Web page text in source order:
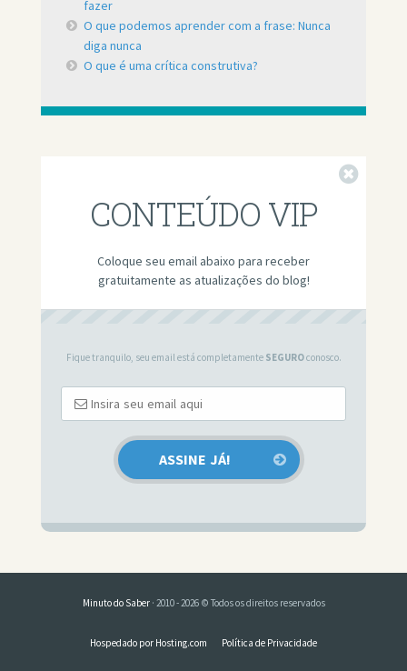
fazer
O que podemos aprender com a frase: Nunca
diga nunca
O que é uma crítica construtiva?
CONTEÚDO VIP
Coloque seu email abaixo para receber
gratuitamente as atualizações do blog!
Fique tranquilo, seu email está completamente SEGUROconosco.
Minuto do Saber· 2010 - 2026 © Todos os direitos reservados
Hospedado por Hosting.com Política de Privacidade